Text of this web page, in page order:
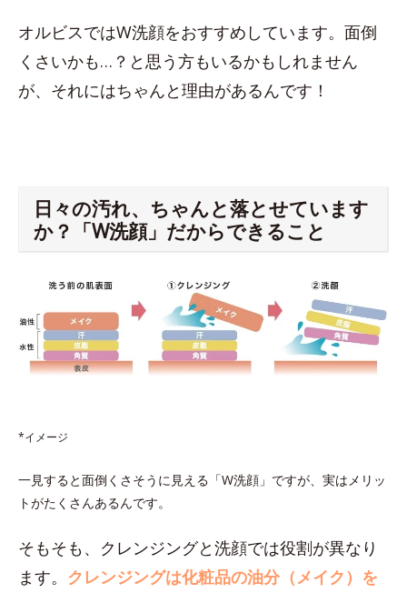
オルビスではW洗顔をおすすめしています。面倒
くさいかも…？と思う方もいるかもしれません
が、それにはちゃんと理由があるんです！
日々の汚れ、ちゃんと落とせています
か？「W洗顔」だからできること
*イメージ
一見すると面倒くさそうに見える「W洗顔」ですが、実はメリッ
トがたくさんあるんです。
そもそも、クレンジングと洗顔では役割が異なり
ます。 クレンジングは化粧品の油分（メイク）を